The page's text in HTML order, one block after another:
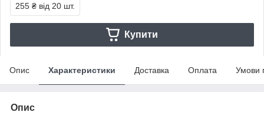
255 ₴ від 20 шт.
Купити
Опис Характеристики Доставка Оплата Умови
Опис